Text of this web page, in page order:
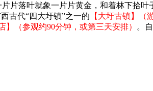
片落叶就象一片片黄金，和着林下拾
古代“四大圩镇”之一的 【大圩古镇】（
】（参观约90分钟，或第三天安排）
。